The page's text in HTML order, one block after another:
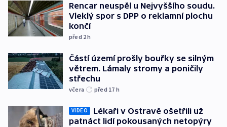
Rencar neuspěl u Nejvyššího soudu.
Vleklý spor s DPP o reklamní plochu
končí
před 2h
Částí území prošly bouřky se silným
větrem. Lámaly stromy a poničily
střechu
včera před 17 h
VIDEO
Lékaři v Ostravě ošetřili už
patnáct lidí pokousaných netopýry